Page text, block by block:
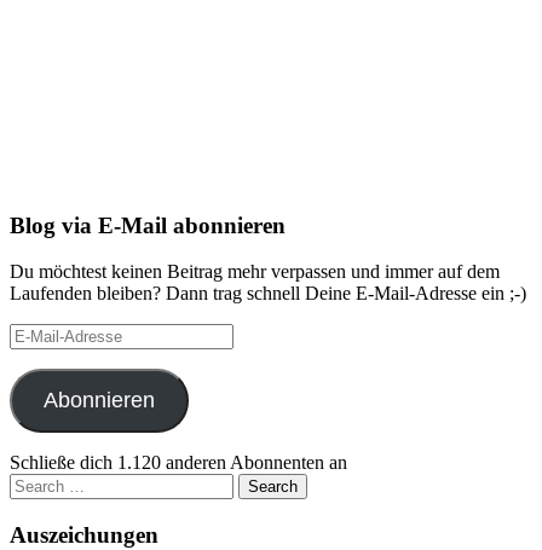
Blog via E-Mail abonnieren
Du möchtest keinen Beitrag mehr verpassen und immer auf dem
Laufenden bleiben? Dann trag schnell Deine E-Mail-Adresse ein ;-)
E-
Mail-
Adresse
Abonnieren
Schließe dich 1.120 anderen Abonnenten an
Search
for:
Auszeichungen